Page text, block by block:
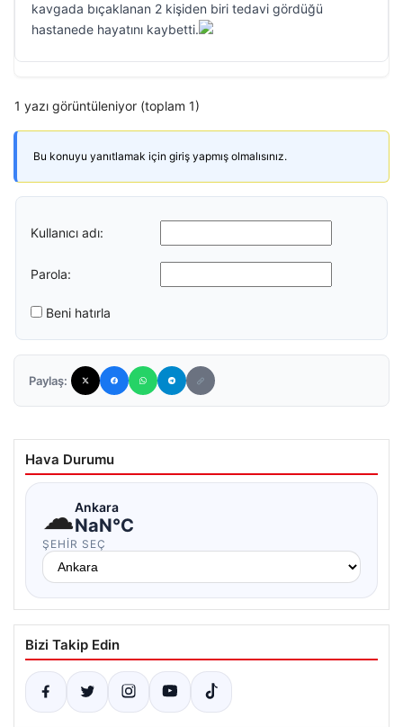
kavgada bıçaklanan 2 kişiden biri tedavi gördüğü
hastanede hayatını kaybetti.
1 yazı görüntüleniyor (toplam 1)
Bu konuyu yanıtlamak için giriş yapmış olmalısınız.
Kullanıcı adı:
Parola:
Beni hatırla
Paylaş:
Hava Durumu
☁Ankara
NaN°C
ŞEHIR SEÇ
Bizi Takip Edin